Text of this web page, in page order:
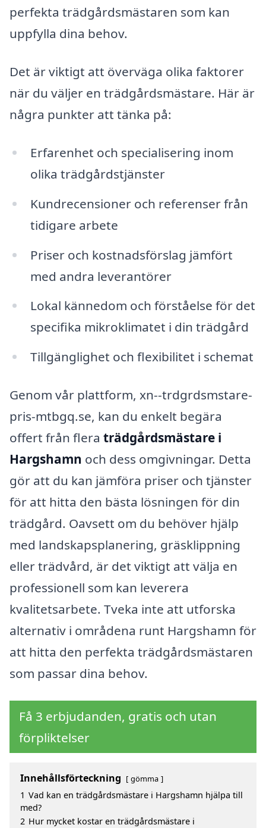
perfekta trädgårdsmästaren som kan
uppfylla dina behov.
Det är viktigt att överväga olika faktorer
när du väljer en trädgårdsmästare. Här är
några punkter att tänka på:
Erfarenhet och specialisering inom
olika trädgårdstjänster
Kundrecensioner och referenser från
tidigare arbete
Priser och kostnadsförslag jämfört
med andra leverantörer
Lokal kännedom och förståelse för det
specifika mikroklimatet i din trädgård
Tillgänglighet och flexibilitet i schemat
Genom vår plattform, xn--trdgrdsmstare-
pris-mtbgq.se, kan du enkelt begära
offert från flera trädgårdsmästare i
Hargshamn och dess omgivningar. Detta
gör att du kan jämföra priser och tjänster
för att hitta den bästa lösningen för din
trädgård. Oavsett om du behöver hjälp
med landskapsplanering, gräsklippning
eller trädvård, är det viktigt att välja en
professionell som kan leverera
kvalitetsarbete. Tveka inte att utforska
alternativ i områdena runt Hargshamn för
att hitta den perfekta trädgårdsmästaren
som passar dina behov.
Få 3 erbjudanden, gratis och utan
förpliktelser
Innehållsförteckning gömma
1 Vad kan en trädgårdsmästare i Hargshamn hjälpa till
med?
2 Hur mycket kostar en trädgårdsmästare i